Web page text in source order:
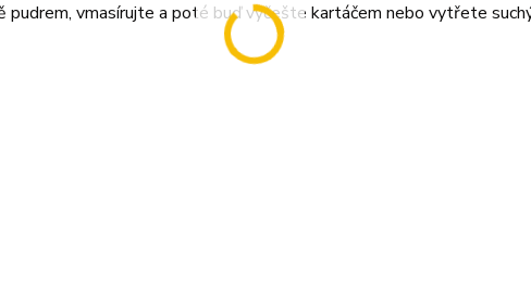
vmasírujte a poté buď vyčešte kartáčem nebo vytřete